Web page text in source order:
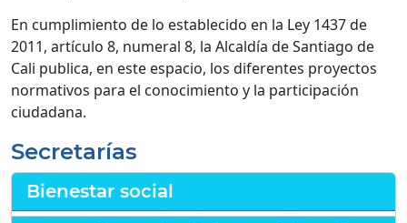
En cumplimiento de lo establecido en la Ley 1437 de
2011, artículo 8, numeral 8, la Alcaldía de Santiago de
Cali publica, en este espacio, los diferentes proyectos
normativos para el conocimiento y la participación
ciudadana.
Secretarías
Bienestar social